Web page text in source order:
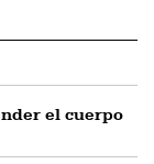
el cuerpo